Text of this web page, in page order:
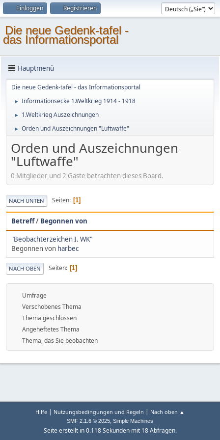
Einloggen Registrieren
Die neue Gedenk-tafel -
das Informationsportal
Hauptmenü
Die neue Gedenk-tafel - das Informationsportal
► Informationsecke 1.Weltkrieg 1914 - 1918
► 1.Weltkrieg Auszeichnungen
► Orden und Auszeichnungen "Luftwaffe"
Orden und Auszeichnungen
"Luftwaffe"
0 Mitglieder und 2 Gäste betrachten dieses Board.
NACH UNTEN Seiten 1
Betreff/ Begonnen von
"Beobachterzeichen I. WK"
Begonnen von harbec
NACH OBEN Seiten 1
Umfrage
Verschobenes Thema
Thema geschlossen
Angeheftetes Thema
Thema, das Sie beobachten
Hilfe | Nutzungsbedingungen und Regeln | Nach oben ▲
SMF 2.1.6 © 2025, Simple Machines
Seite erstellt in 0.118 Sekunden mit 18 Abfragen.